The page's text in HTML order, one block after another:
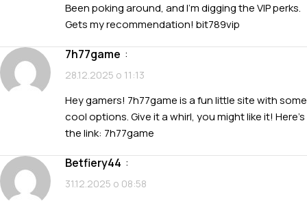
Been poking around, and I’m digging the VIP perks.
Gets my recommendation! bit789vip
7h77game :
28.12.2025 о 11:13
Hey gamers! 7h77game is a fun little site with some
cool options. Give it a whirl, you might like it! Here’s
the link: 7h77game
betfiery44 :
31.12.2025 о 08:58